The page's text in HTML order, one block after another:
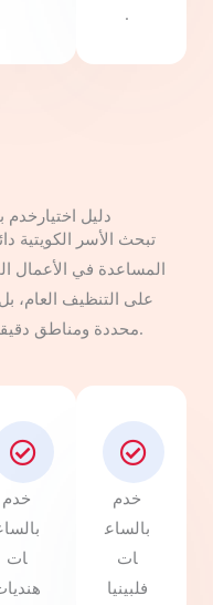
.
دليل
تبحث الأسر الكويتية
المساعدة في الأعمال
على التنظيف العام،
محددة ومناطق دقيقة لضمان أقصى درجات الكفاءة.
خدم
ات
خدم
بالساع
ات
فلبينيا